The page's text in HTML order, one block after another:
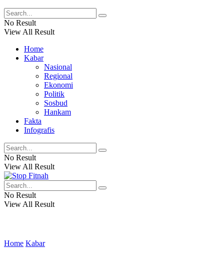
No Result
View All Result
Home
Kabar
Nasional
Regional
Ekonomi
Politik
Sosbud
Hankam
Fakta
Infografis
No Result
View All Result
No Result
View All Result
Home Kabar